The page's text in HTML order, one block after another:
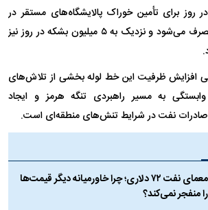
در روز برای تأمین خوراک پالایشگاه‌های مستقر در
سواحل غربی عربستان مصرف می‌شود و نزدیک به ۵ میلیون بشکه در روز نیز
افزایش ظرفیت این خط لوله بخشی از تلاش‌های
به مسیر راهبردی تنگه هرمز و ایجاد
صادرات نفت در شرایط تنش‌های منطقه‌ای است.
معمای نفت ۷۲ دلاری؛ چرا خاورمیانه دیگر قیمت‌ها
را منفجر نمی‌کند؟